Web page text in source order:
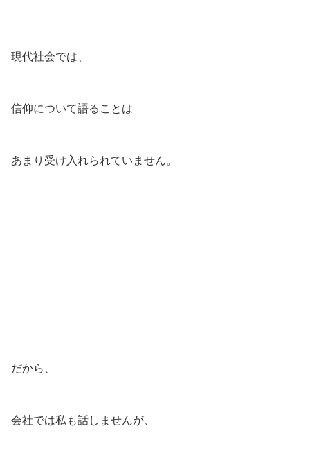
現代社会では、
信仰について語ることは
あまり受け入れられていません。
だから、
会社では私も話しませんが、